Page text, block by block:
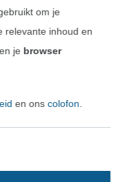
om je
relevante inhoud en
je browser
en ons colofon